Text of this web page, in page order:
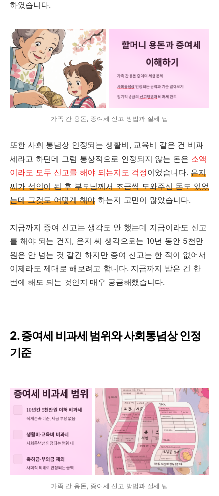
하였습니다.
가족 간 용돈, 증여세 신고 방법과 절세 팁
또한 사회 통념상 인정되는 생활비, 교육비 같은 건 비과
세라고 하던데 그럼 통상적으로 인정되지 않는 돈은 소액
이라도 모두 신고를 해야 되는지도 걱정이었습니다. 은지
씨가 성인이 된 후 부모님께서 조금씩 도와주신 돈도 있었
는데 그것도 어떻게 해야 하는지 고민이 많았습니다.
지금까지 증여 신고는 생각도 안 했는데 지금이라도 신고
를 해야 되는 건지, 은지 씨 생각으로는 10년 동안 5천만
원은 안 넘는 것 같긴 하지만 증여 신고는 한 적이 없어서
이제라도 제대로 해보려고 합니다. 지금까지 받은 건 한
번에 해도 되는 것인지 매우 궁금해했습니다.
2. 증여세 비과세 범위와 사회통념상 인정
기준
가족 간 용돈, 증여세 신고 방법과 절세 팁